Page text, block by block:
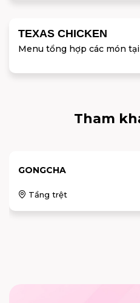
TEXAS CHICKEN
Menu tổng hợp các món tại
Tham
GONGCHA
Tầng trệt